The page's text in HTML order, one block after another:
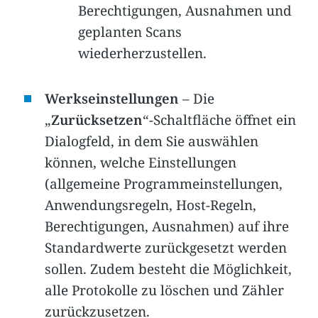
Berechtigungen, Ausnahmen und
geplanten Scans
wiederherzustellen.
Werkseinstellungen – Die
„Zurücksetzen“-Schaltfläche öffnet ein
Dialogfeld, in dem Sie auswählen
können, welche Einstellungen
(allgemeine Programmeinstellungen,
Anwendungsregeln, Host-Regeln,
Berechtigungen, Ausnahmen) auf ihre
Standardwerte zurückgesetzt werden
sollen. Zudem besteht die Möglichkeit,
alle Protokolle zu löschen und Zähler
zurückzusetzen.